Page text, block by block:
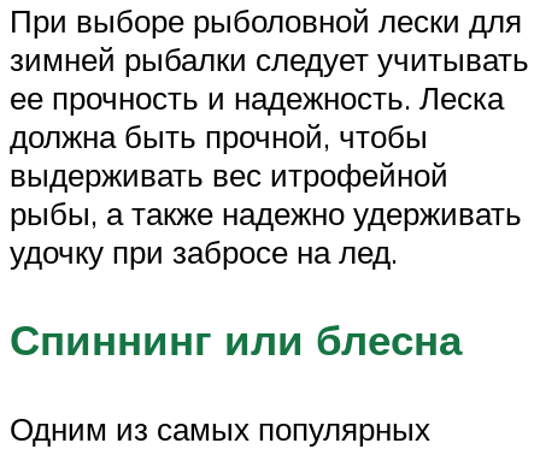
При выборе рыболовной лески для
зимней рыбалки следует учитывать
ее прочность и надежность. Леска
должна быть прочной, чтобы
выдерживать вес итрофейной
рыбы, а также надежно удерживать
удочку при забросе на лед.
Спиннинг или блесна
Одним из самых популярных